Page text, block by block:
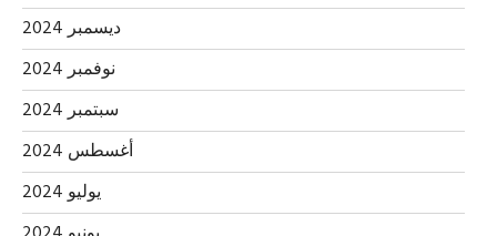
ديسمبر 2024
نوفمبر 2024
سبتمبر 2024
أغسطس 2024
يوليو 2024